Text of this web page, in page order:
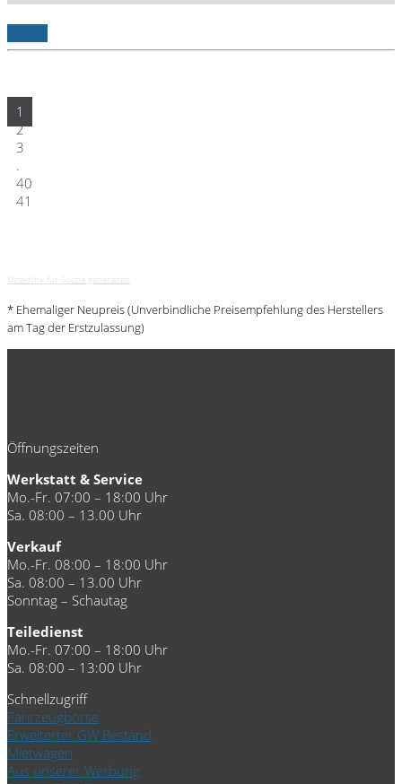
1
2
3
.
40
41
Direktlink für Suche generieren
* Ehemaliger Neupreis (Unverbindliche Preisempfehlung des Herstellers
am Tag der Erstzulassung)
Öffnungszeiten
Werkstatt & Service
Mo.-Fr. 07:00 – 18:00 Uhr
Sa. 08:00 – 13.00 Uhr
Verkauf
Mo.-Fr. 08:00 – 18:00 Uhr
Sa. 08:00 – 13.00 Uhr
Sonntag – Schautag
Teiledienst
Mo.-Fr. 07:00 – 18:00 Uhr
Sa. 08:00 – 13:00 Uhr
Schnellzugriff
Fahrzeugbörse
Erweiterter GW Bestand
Mietwagen
Aus unserer Werbung